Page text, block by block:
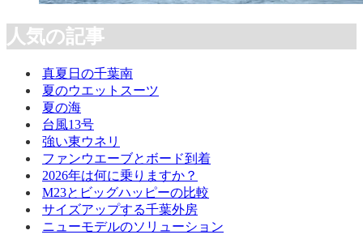
人気の記事
真夏日の千葉南
夏のウエットスーツ
夏の海
台風13号
強い東ウネリ
ファンウエーブとボード到着
2026年は何に乗りますか？
M23とビッグハッピーの比較
サイズアップする千葉外房
ニューモデルのソリューション